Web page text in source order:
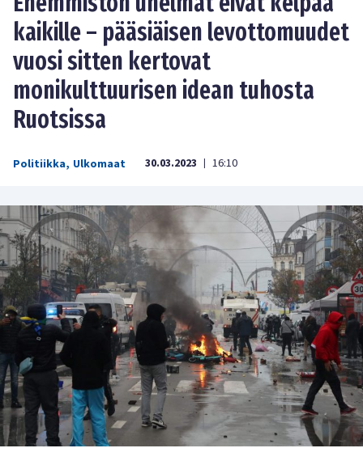
kaikille – pääsiäisen levottomuudet
vuosi sitten kertovat
monikulttuurisen idean tuhosta
Ruotsissa
Politiikka, Ulkomaat 30.03.2023 | 16:10